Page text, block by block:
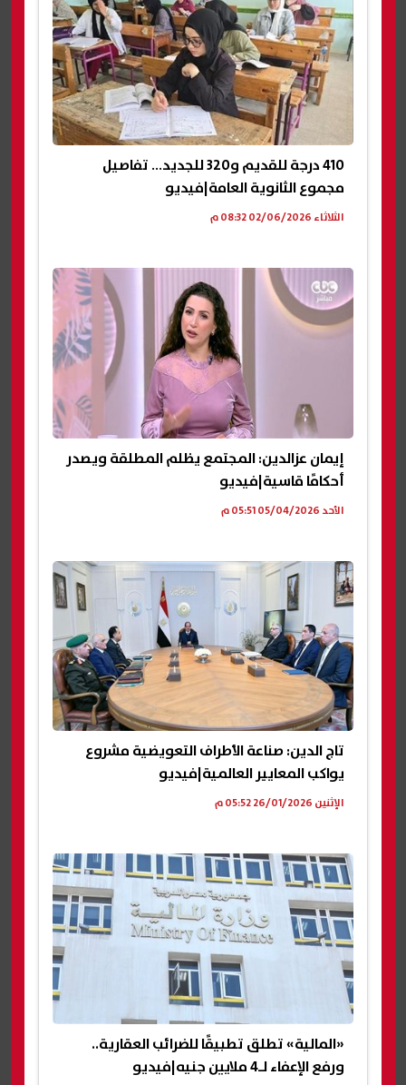
410 درجة للقديم و320 للجديد… تفاصيل
مجموع الثانوية العامة|فيديو
الثلاثاء 02/06/2026 08:32 م
إيمان عزالدين: المجتمع يظلم المطلقة ويصدر
أحكامًا قاسية|فيديو
الأحد 05/04/2026 05:51 م
تاج الدين: صناعة الأطراف التعويضية مشروع
يواكب المعايير العالمية|فيديو
الإثنين 26/01/2026 05:52 م
«المالية» تطلق تطبيقًا للضرائب العقارية..
ورفع الإعفاء لـ4 ملايين جنيه|فيديو